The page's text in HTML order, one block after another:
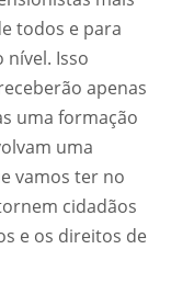
todos e para
nível. Isso
apenas
uma formação
uma
vamos ter no
cidadãos
e os direitos de